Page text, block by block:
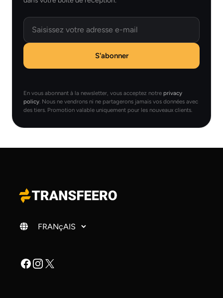
Email
S'abonner
En vous abonnant à la newsletter, vous acceptez notre privacy
policy . Nous ne vendrons ni ne partagerons jamais vos données avec
des tiers. Promotion valable uniquement pour les nouveaux clients.
Changer de langue
Facebook
Instagram
X